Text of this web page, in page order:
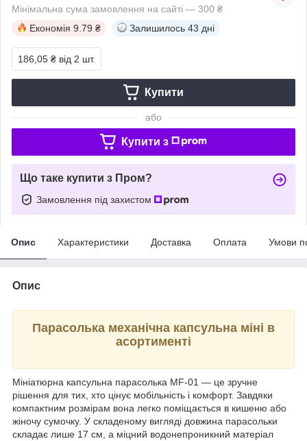
Мінімальна сума замовлення на сайті — 300 ₴
Економія 9.79 ₴ Залишилось 43 дні
186,05 ₴ від 2 шт.
Купити
або
Купити з
Що таке купити з Пром?
Замовлення під захистом
Опис Характеристики Доставка Оплата Умови
Опис
Парасолька механічна капсульна міні в
асортименті
Мініатюрна капсульна парасолька MF-01 — це зручне
рішення для тих, хто цінує мобільність і комфорт. Завдяки
компактним розмірам вона легко поміщається в кишеню або
жіночу сумочку. У складеному вигляді довжина парасольки
складає лише 17 см, а міцний водонепроникний матеріал